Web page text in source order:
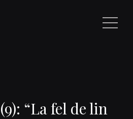
Meniu
“La fel de lin